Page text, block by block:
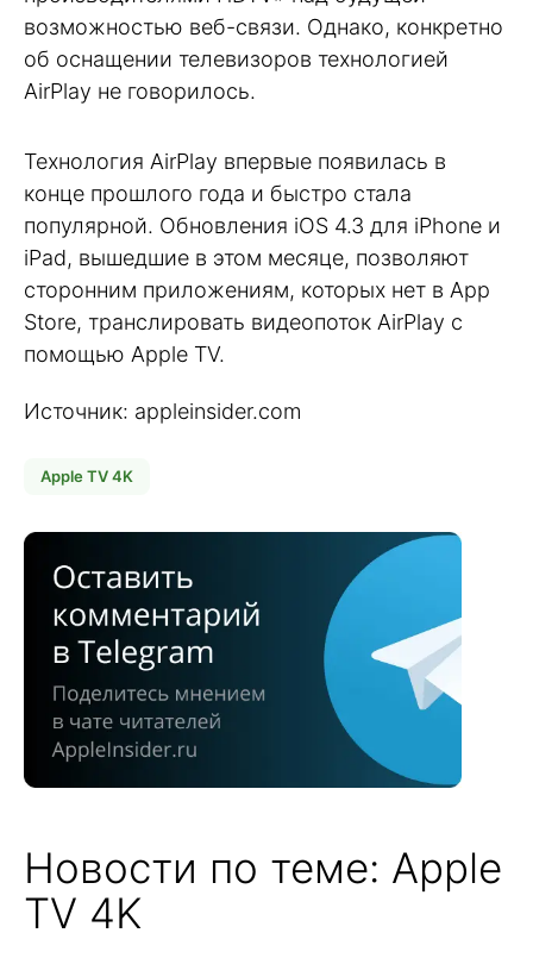
возможностью веб-связи. Однако, конкретно
об оснащении телевизоров технологией
AirPlay не говорилось.
Технология AirPlay впервые появилась в
конце прошлого года и быстро стала
популярной. Обновления iOS 4.3 для iPhone и
iPad, вышедшие в этом месяце, позволяют
сторонним приложениям, которых нет в App
Store, транслировать видеопоток AirPlay с
помощью Apple TV.
Источник: appleinsider.com
Apple TV 4K
Новости по теме: Apple
TV 4K